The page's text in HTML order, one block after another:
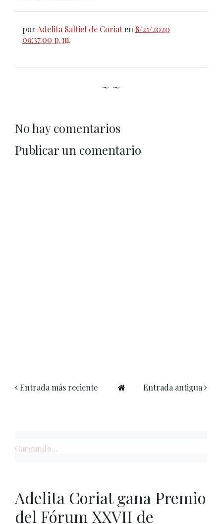
por Adelita Saltiel de Coriat en 8/21/2020
09:37:00 p. m.
~ ~
No hay comentarios
Publicar un comentario
Entrada más reciente Entrada antigua
Cargando...
Adelita Coriat gana Premio
del Fórum XXVII de